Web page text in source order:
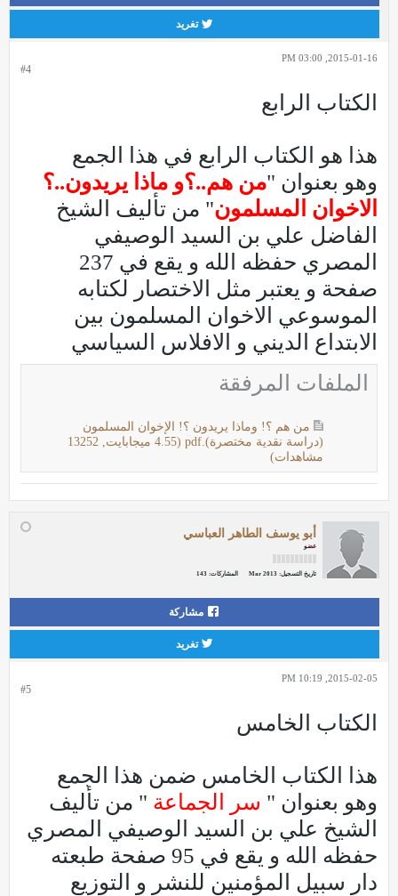
تغريد
#4
2015-01-16, 03:00 PM
الكتاب الرابع
هذا هو الكتاب الرابع في هذا الجمع
وهو بعنوان "من هم..؟و ماذا يريدون..؟
الاخوان المسلمون" من تأليف الشيخ
الفاضل علي بن السيد الوصيفي
المصري حفظه الله و يقع في 237
صفحة و يعتبر مثل الاختصار لكتابه
الموسوعي الاخوان المسلمون بين
الابتداع الديني و الافلاس السياسي
الملفات المرفقة
من هم ؟! وماذا يريدون ؟! الإخوان المسلمون
(دراسة نقدية مختصرة).pdf
(4.55 ميجابايت, 13252
مشاهدات)
أبو يوسف الطاهر العباسي
عضو
تاريخ التسجيل: Mar 2013 المشاركات: 143
مشاركة
تغريد
#5
2015-02-05, 10:19 PM
الكتاب الخامس
هذا الكتاب الخامس ضمن هذا الجمع
وهو بعنوان " سر الجماعة " من تأليف
الشيخ علي بن السيد الوصيفي المصري
حفظه الله و يقع في 95 صفحة طبعته
دار سبيل المؤمنين للنشر و التوزيع